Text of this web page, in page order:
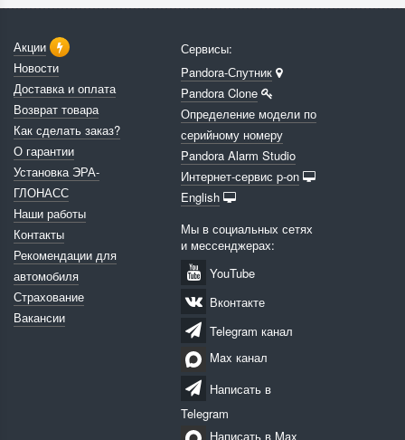
Акции
Новости
Доставка и оплата
Возврат товара
Как сделать заказ?
О гарантии
Установка ЭРА-
ГЛОНАСС
Наши работы
Контакты
Рекомендации для
автомобиля
Страхование
Вакансии
Сервисы:
Pandora-Спутник
Pandora Clone
Определение модели по
серийному номеру
Pandora Alarm Studio
Интернет-сервис p-on
English
Мы в социальных сетях
и мессенджерах:
YouTube
Вконтакте
Telegram канал
Max канал
Написать в
Telegram